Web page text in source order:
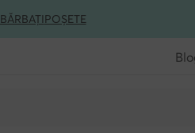
BĂRBAȚIPOȘETE